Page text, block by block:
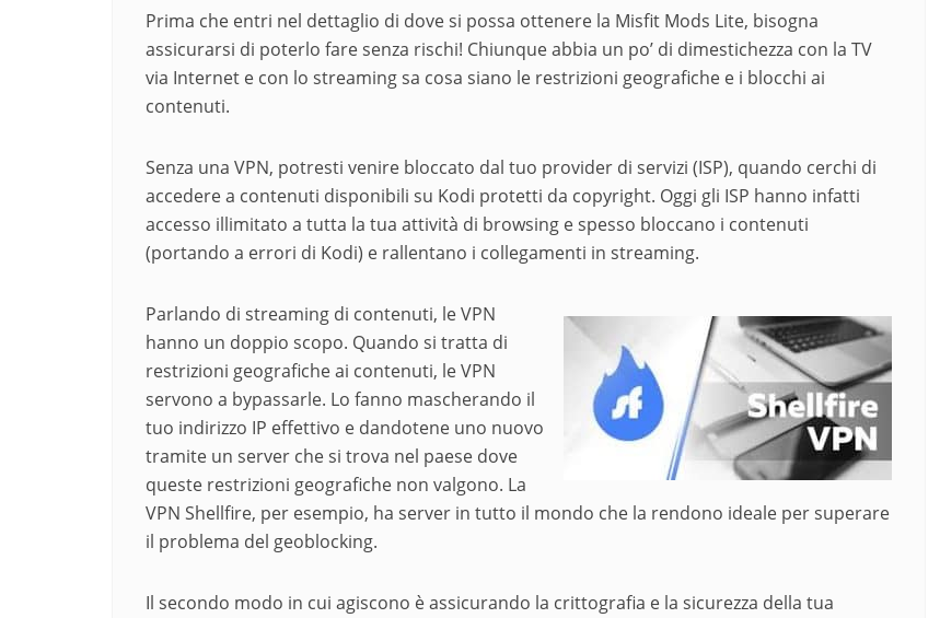
Prima che entri nel dettaglio di dove si possa ottenere la Misfit Mods Lite, bisogna
assicurarsi di poterlo fare senza rischi! Chiunque abbia un po’ di dimestichezza con la TV
via Internet e con lo streaming sa cosa siano le restrizioni geografiche e i blocchi ai
contenuti.
Senza una VPN, potresti venire bloccato dal tuo provider di servizi (ISP), quando cerchi di
accedere a contenuti disponibili su Kodi protetti da copyright. Oggi gli ISP hanno infatti
accesso illimitato a tutta la tua attività di browsing e spesso bloccano i contenuti
(portando a errori di Kodi) e rallentano i collegamenti in streaming.
Parlando di streaming di contenuti, le VPN
hanno un doppio scopo. Quando si tratta di
restrizioni geografiche ai contenuti, le VPN
servono a bypassarle. Lo fanno mascherando il
tuo indirizzo IP effettivo e dandotene uno nuovo
tramite un server che si trova nel paese dove
queste restrizioni geografiche non valgono. La
VPN Shellfire, per esempio, ha server in tutto il mondo che la rendono ideale per superare
il problema del geoblocking.
Il secondo modo in cui agiscono è assicurando la crittografia e la sicurezza della tua